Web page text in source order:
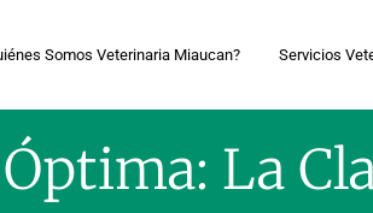
Somos Veterinaria Miaucan? Servicios
La